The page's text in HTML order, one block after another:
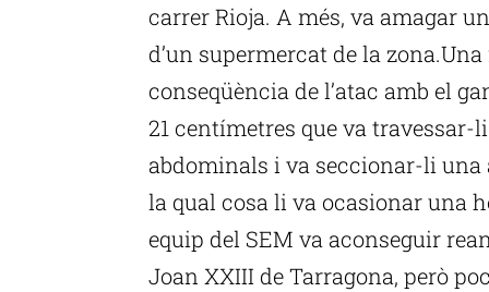
carrer Rioja. A més, va amagar
d’un supermercat de la
conseqüència de l’atac amb el
21 centímetres que va
abdominals i va seccionar-li
la qual cosa li va ocasionar una
equip del SEM va aconseguir
Joan XXIII de Tarragona, però